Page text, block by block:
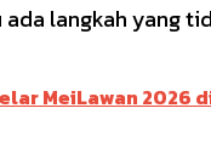
ada langkah
MeiLawan 2026